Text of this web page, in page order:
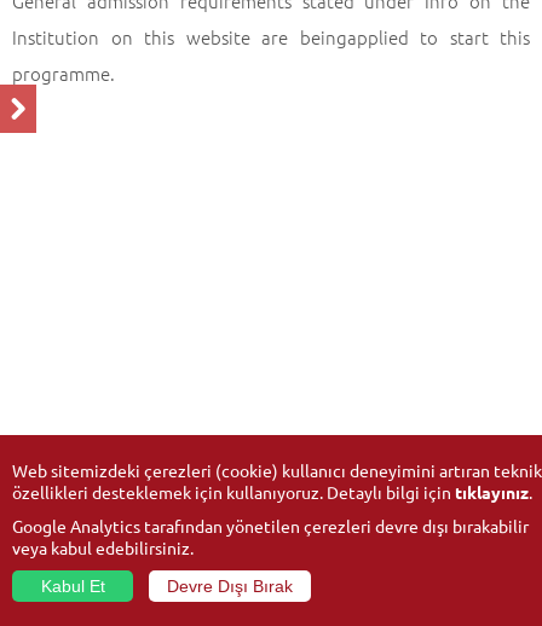
Enterprenevship and İnnovation
Specific Admission Requirements Back
Institution on this website are beingapplied to start this
programme.
Web sitemizdeki çerezleri (cookie) kullanıcı deneyimini artıran teknik
özellikleri desteklemek için kullanıyoruz. Detaylı bilgi için tıklayınız.
Google Analytics tarafından yönetilen çerezleri devre dışı bırakabilir
veya kabul edebilirsiniz.
Kabul Et
Devre Dışı Bırak
© 2026Anadolu University- All rights reserved.